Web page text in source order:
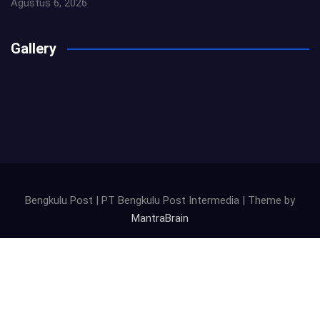
Agustus 6, 2026
Gallery
Bengkulu Post | PT Bengkulu Post Intermedia | Theme by
MantraBrain